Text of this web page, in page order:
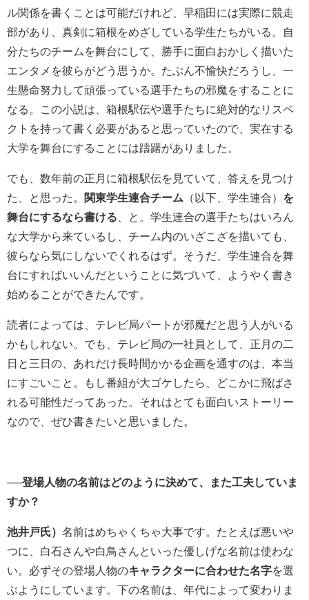
ル関係を書くことは可能だけれど、早稲田には実際に競走
部があり、真剣に箱根をめざしている学生たちがいる。自
分たちのチームを舞台にして、勝手に面白おかしく描いた
エンタメを彼らがどう思うか。たぶん不愉快だろうし、一
生懸命努力して頑張っている選手たちの邪魔をすることに
なる。この小説は、箱根駅伝や選手たちに絶対的なリスペ
クトを持って書く必要があると思っていたので、実在する
大学を舞台にすることには躊躇がありました。
でも、数年前の正月に箱根駅伝を見ていて、答えを見つけ
た、と思った。
関東学生連合チーム （以下、学生連合） を
舞台にするなら書ける 、と。学生連合の選手たちはいろん
な大学から来ているし、チーム内のいざこざを描いても、
彼らなら気にしないでくれるはず。そうだ、学生連合を舞
台にすればいいんだということに気づいて、ようやく書き
始めることができたんです。
読者によっては、テレビ局パートが邪魔だと思う人がいる
かもしれない。でも、テレビ局の一社員として、正月の二
日と三日の、あれだけ長時間かかる企画を通すのは、本当
にすごいこと。もし番組が大ゴケしたら、どこかに飛ばさ
れる可能性だってあった。それはとても面白いストーリー
なので、ぜひ書きたいと思いました。
──登場人物の名前はどのように決めて、また工夫していま
すか？
池井戸氏） 名前はめちゃくちゃ大事です。たとえば悪いや
つに、白石さんや白鳥さんといった優しげな名前は使わな
い。必ずその登場人物のキャラクターに合わせた名字を選
ぶようにしています。下の名前は、年代によって変わりま